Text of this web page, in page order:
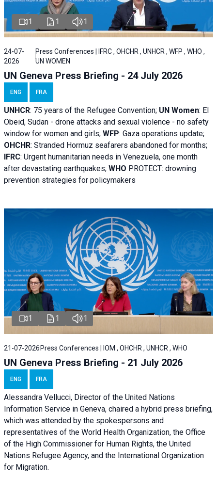
1 1 1
24-07-
2026
Press Conferences | IFRC , OHCHR , UNHCR , WFP , WHO ,
UN WOMEN
UN Geneva Press Briefing - 24 July 2026
ENG FRA
UNHCR: 75 years of the Refugee Convention; UN Women: El
Obeid, Sudan - drone attacks and sexual violence - no safety
window for women and girls; WFP: Gaza operations update;
OHCHR: Stranded Hormuz seafarers abandoned for months;
IFRC: Urgent humanitarian needs in Venezuela, one month
after devastating earthquakes; WHO PROTECT: drowning
prevention strategies for policymakers
1 1 1
21-07-2026 Press Conferences | IOM , OHCHR , UNHCR , WHO
UN Geneva Press Briefing - 21 July 2026
ENG FRA
Alessandra Vellucci, Director of the United Nations
Information Service in Geneva, chaired a hybrid press briefing,
which was attended by the spokespersons and
representatives of the World Health Organization, the Office
of the High Commissioner for Human Rights, the United
Nations Refugee Agency, and the International Organization
for Migration.